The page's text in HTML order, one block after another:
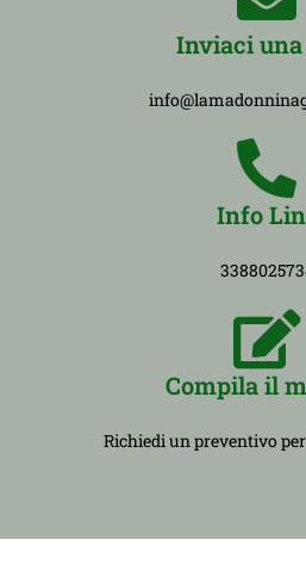
Inviaci
Info
Compila il
Richiedi un preventivo